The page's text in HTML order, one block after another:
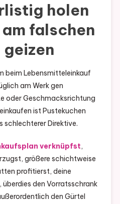
holen
falschen
geizen
beim Lebensmitteleinkauf
am Werk gen
oder Geschmacksrichtung
ist Pustekuchen
schlechterer Direktive.
verknüpfst,
größere schichtweise
profitierst, deine
überdies den Vorratsschrank
den Gürtel